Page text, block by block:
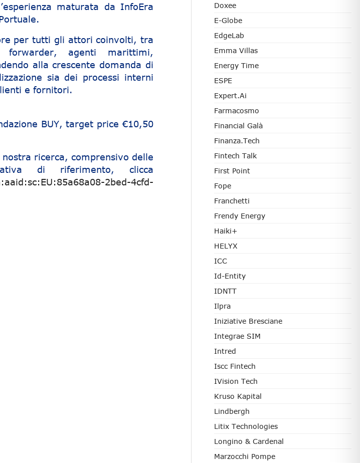
maturata da InfoEra
per tutti gli attori coinvolti, tra
agenti marittimi,
alla crescente domanda di
sia dei processi interni
e fornitori.
BUY, target price €10,50
ricerca, comprensivo delle
di riferimento, clicca
2bed-4cfd-
Doxee
E-Globe
EdgeLab
Emma Villas
Energy Time
ESPE
Expert.ai
Farmacosmo
Financial Galà
Finanza.tech
Fintech Talk
First Point
Fope
Franchetti
Frendy Energy
Haiki+
HELYX
ICC
Id-Entity
IDNTT
Ilpra
Iniziative Bresciane
Integrae SIM
Intred
Iscc Fintech
IVision Tech
Kruso Kapital
Lindbergh
Litix Technologies
Longino & Cardenal
Marzocchi Pompe